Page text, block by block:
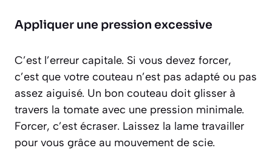
Appliquer une pression excessive
C’est l’erreur capitale. Si vous devez forcer,
c’est que votre couteau n’est pas adapté ou pas
assez aiguisé. Un bon couteau doit glisser à
travers la tomate avec une pression minimale.
Forcer, c’est écraser. Laissez la lame travailler
pour vous grâce au mouvement de scie.